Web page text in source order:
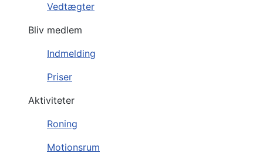
Vedtægter
Bliv medlem
Indmelding
Priser
Aktiviteter
Roning
Motionsrum